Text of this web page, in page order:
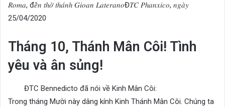
𝑅𝑜𝑚𝑎, đ𝑒̂̀𝑛 𝑡ℎ𝑜̛̀ 𝑡ℎ𝑎́𝑛ℎ 𝐺𝑖𝑜𝑎𝑛 𝐿𝑎𝑡𝑒𝑟𝑎𝑛𝑜Đ𝑇𝐶 𝑃ℎ𝑎𝑛𝑥𝑖𝑐𝑜, 𝑛𝑔𝑎̀𝑦
25/04/2020
Tháng 10, Thánh Mân Côi! Tình
yêu và ân sủng!
ĐTC Bennedicto đã nói về Kinh Mân Côi:
Trong tháng Mười này dâng kính Kinh Thánh Mân Côi. Chúng ta